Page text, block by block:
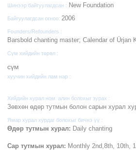
Шинээр байгуулагдсан : New Foundation
Байгуулагдсан огноо: 2006
Founders/Refounders :
Barsbold chanting master; Calendar of Ürjan
Сүм хийдийн төрөл :
cүм
хуучин хийдийн лам нар :
Хийдийн хурал ном: алин болохыг зурах :
Зөвхөн өдөр тутмын болон сарын хурал
Ямар хурал хурдаг болохыг бичнэ үү :
Өдөр тутмын хурал: Daily chanting
Сар тутмын хурал: Monthly 2nd,8th, 10th,